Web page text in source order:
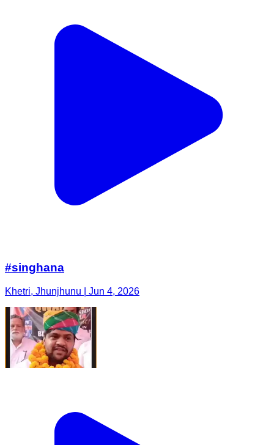
#singhana
Khetri, Jhunjhunu | Jun 4, 2026